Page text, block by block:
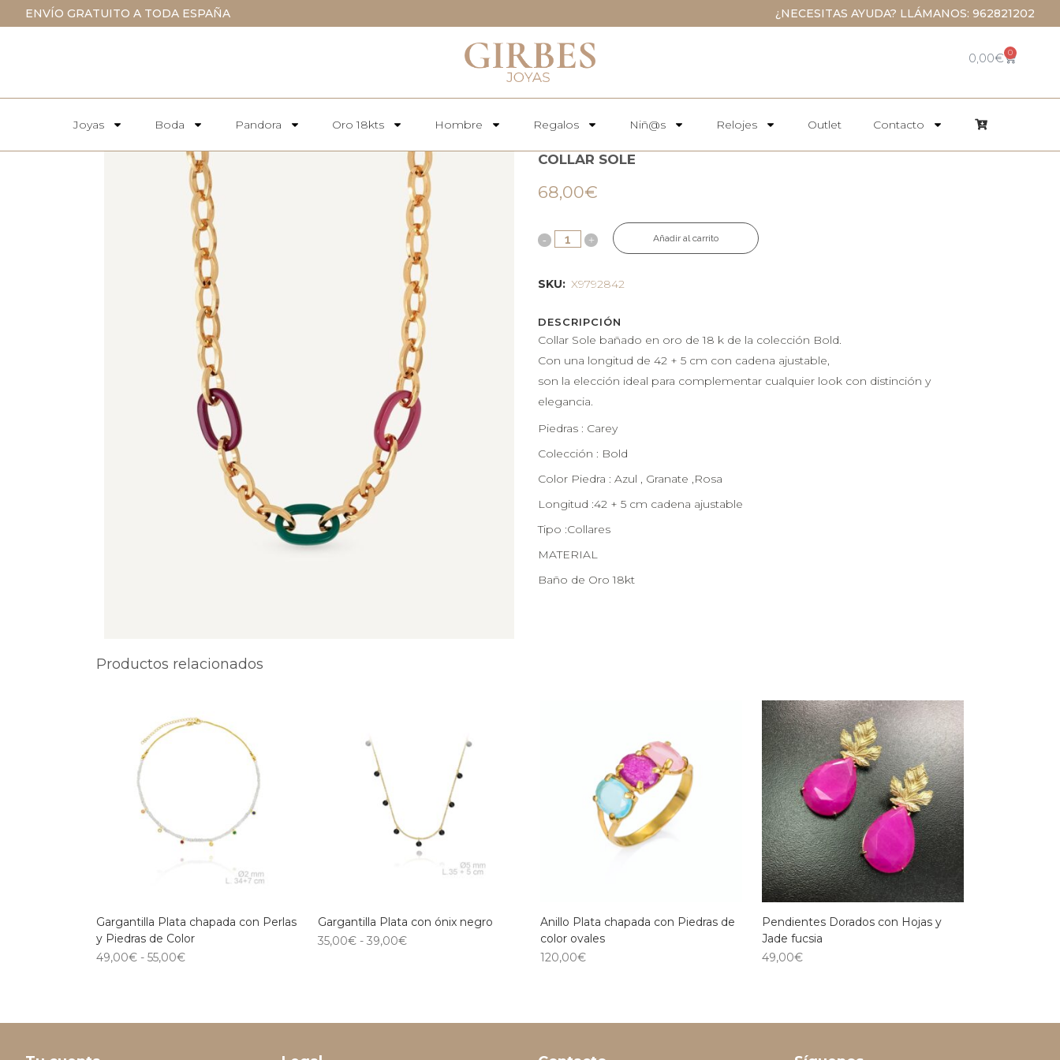
ENVÍO GRATUITO A TODA ESPAÑA ¿NECESITAS AYUDA? LLÁMANOS: 962821202
0,00€ 0
Joyas Boda Pandora Oro 18kts Hombre Regalos Niñ@s Relojes Outlet Contacto
COLLAR SOLE
68,00€
Añadir al carrito
SKU: X9792842
DESCRIPCIÓN
Collar Sole bañado en oro de 18 k de la colección Bold.
Con una longitud de 42 + 5 cm con cadena ajustable,
son la elección ideal para complementar cualquier look con distinción y
elegancia.
Piedras : Carey
Colección : Bold
Color Piedra : Azul , Granate ,Rosa
Longitud :42 + 5 cm cadena ajustable
Tipo :Collares
MATERIAL
Baño de Oro 18kt
Productos relacionados
Gargantilla Plata chapada con Perlas
y Piedras de Color
49,00€ - 55,00€
Gargantilla Plata con ónix negro
35,00€ - 39,00€
Anillo Plata chapada con Piedras de
color ovales
120,00€
Pendientes Dorados con Hojas y
Jade fucsia
49,00€